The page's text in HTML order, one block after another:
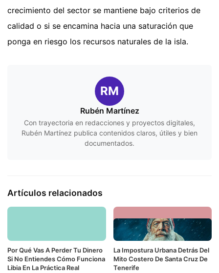
crecimiento del sector se mantiene bajo criterios de
calidad o si se encamina hacia una saturación que
ponga en riesgo los recursos naturales de la isla.
RM
Rubén Martínez
Con trayectoria en redacciones y proyectos digitales,
Rubén Martínez publica contenidos claros, útiles y bien
documentados.
Artículos relacionados
Por Qué Vas A Perder Tu Dinero
Si No Entiendes Cómo Funciona
Libia En La Práctica Real
La Impostura Urbana Detrás Del
Mito Costero De Santa Cruz De
Tenerife